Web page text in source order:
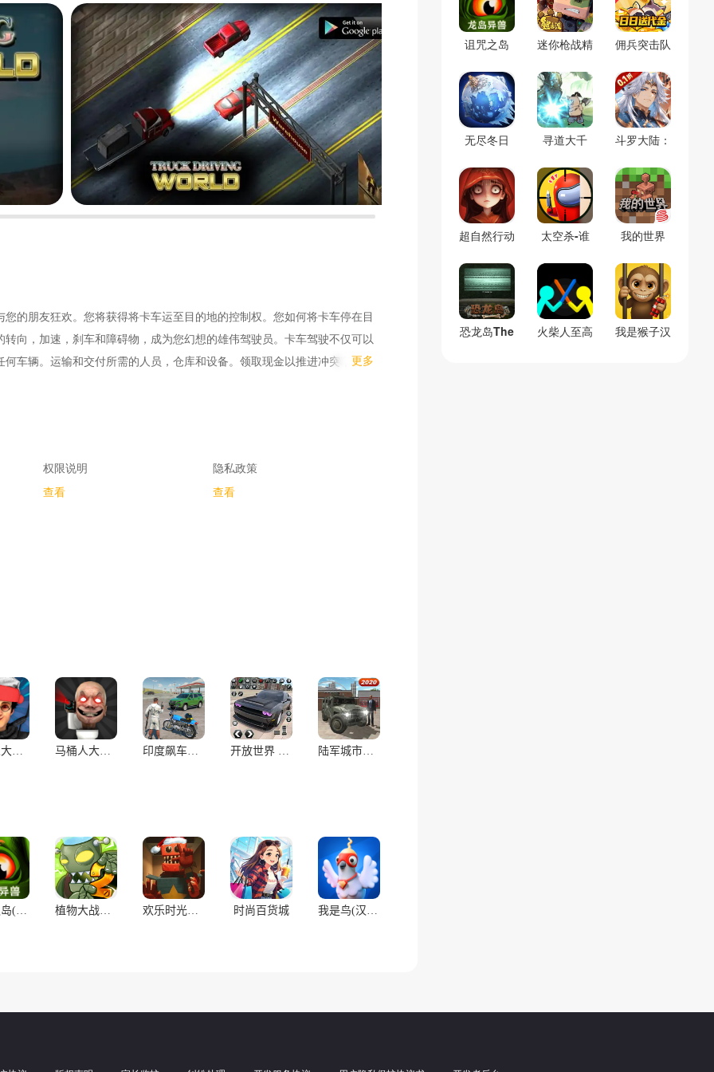
的朋友狂欢。您将获得将卡车运至目的地的控制权。您如何将卡车停在目
向，加速，刹车和障碍物，成为您幻想的雄伟驾驶员。卡车驾驶不仅可以
车辆。运输和交付所需的人员，仓库和设备。领取现金以推进冲突车辆。
1 更多
权限说明
查看
隐私政策
查看
马桶人大战:开放世界(辅助菜单) 马桶人大战:开放世界万圣节版(辅助菜单) 印度飙车驾驶3D开放世界 开放世界 车 赛车 : 在城市汽车驾驶游戏中实现您的目标 陆军城市汽车驾驶游戏：2020年世界公开赛
诅咒之岛(辅助菜单) 植物大战僵尸2(辅助菜单) 欢乐时光计划(多人联机) 时尚百货城 我是鸟(汉化兼容版)
诅咒之岛
(辅助菜单)
迷你枪战精
英
佣兵突击队
(0.1折割草
免费版)
无尽冬日
(官服)
寻道大千
(官服)
斗罗大陆：
逆转时空
(0.1折)
超自然行动
组
太空杀-谁
是内鬼
我的世界
(官服)
恐龙岛The
火柴人至高
我是猴子汉